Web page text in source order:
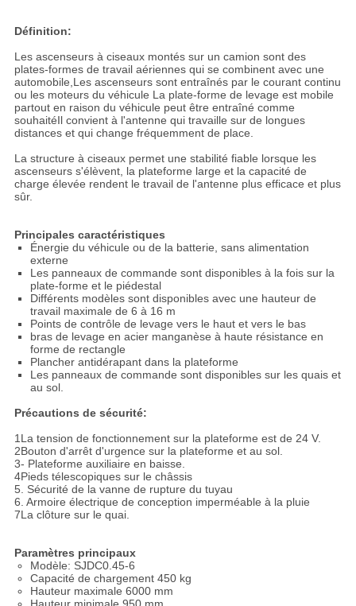
Définition:
Les ascenseurs à ciseaux montés sur un camion sont des
plates-formes de travail aériennes qui se combinent avec une
automobile,Les ascenseurs sont entraînés par le courant continu
ou les moteurs du véhicule La plate-forme de levage est mobile
partout en raison du véhicule peut être entraîné comme
souhaitéIl convient à l'antenne qui travaille sur de longues
distances et qui change fréquemment de place.
La structure à ciseaux permet une stabilité fiable lorsque les
ascenseurs s'élèvent, la plateforme large et la capacité de
charge élevée rendent le travail de l'antenne plus efficace et plus
sûr.
Principales caractéristiques
Énergie du véhicule ou de la batterie, sans alimentation
externe
Les panneaux de commande sont disponibles à la fois sur la
plate-forme et le piédestal
Différents modèles sont disponibles avec une hauteur de
travail maximale de 6 à 16 m
Points de contrôle de levage vers le haut et vers le bas
bras de levage en acier manganèse à haute résistance en
forme de rectangle
Plancher antidérapant dans la plateforme
Les panneaux de commande sont disponibles sur les quais et
au sol.
Précautions de sécurité:
1La tension de fonctionnement sur la plateforme est de 24 V.
2Bouton d'arrêt d'urgence sur la plateforme et au sol.
3- Plateforme auxiliaire en baisse.
4Pieds télescopiques sur le châssis
5. Sécurité de la vanne de rupture du tuyau
6. Armoire électrique de conception imperméable à la pluie
7La clôture sur le quai.
Paramètres principaux
Modèle: SJDC0.45-6
Capacité de chargement 450 kg
Hauteur maximale 6000 mm